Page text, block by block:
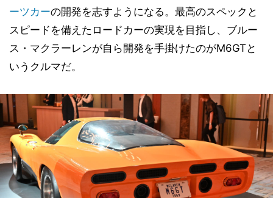
ーツカーの開発を志すようになる。最高のスペックと
スピードを備えたロードカーの実現を目指し、ブルー
ス・マクラーレンが自ら開発を手掛けたのがM6GTと
いうクルマだ。